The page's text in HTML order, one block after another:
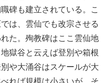
碑も建立されている。こ
は、雲仙でも改宗させる
た。殉教碑はここ雲仙地
獄谷と云えば登別や箱根
や大涌谷はスケールが大
れば規模は小さいが、そ